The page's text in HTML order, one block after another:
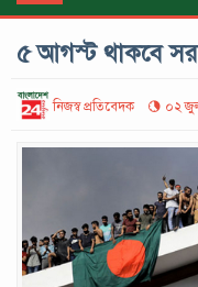
navigation
৫ আগস্ট থাকবে
নিজস্ব প্রতিবেদক ০২